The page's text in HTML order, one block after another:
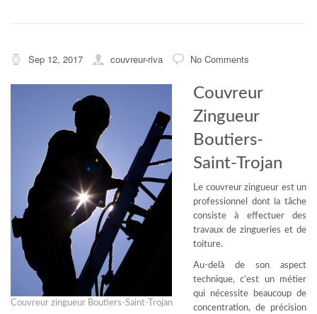
Sep 12, 2017 couvreur-riva No Comments
Couvreur zingueur Boutiers-Saint-Trojan
Couvreur
Zingueur
Boutiers-
Saint-Trojan
Le couvreur zingueur est un
professionnel dont la tâche
consiste à effectuer des
travaux de zingueries et de
toiture.
Au-delà de son aspect
technique, c’est un métier
qui nécessite beaucoup de
concentration, de précision